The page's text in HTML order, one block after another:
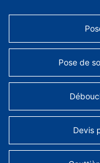
Pose de
Devis